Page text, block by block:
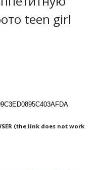
teen girl
(the link does not work